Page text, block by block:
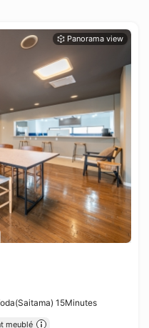
15Minutes
meublé